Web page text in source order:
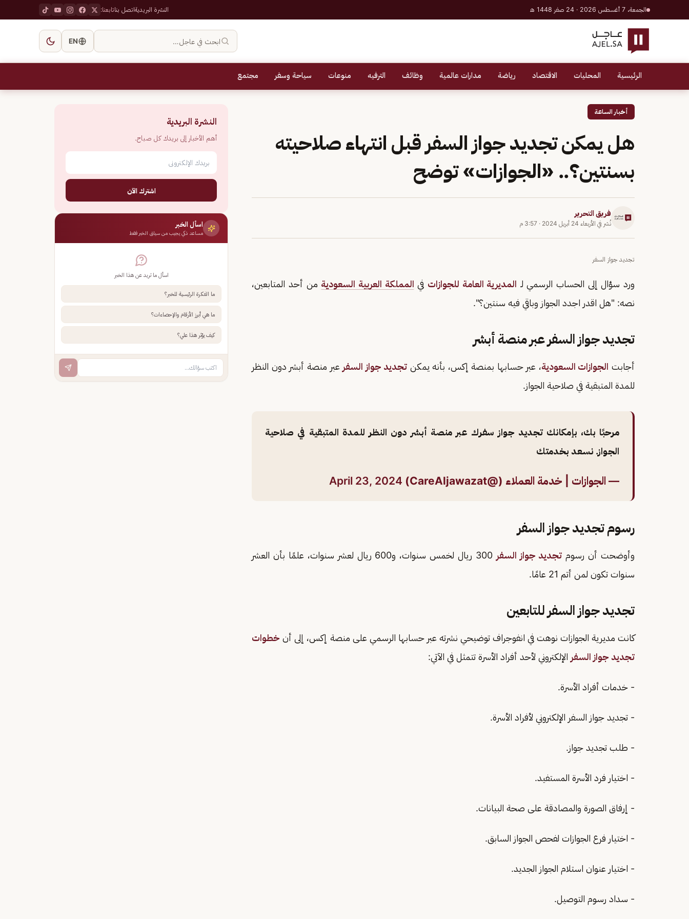
الجمعة، 7 أغسطس 2026 · 24 صفر 1448 هـ النشرة البريديةاتصل بناتابعنا:
ابحث في عاجل… EN
الرئيسية المحليات الاقتصاد رياضة مدارات عالمية وظائف الترفيه منوعات سياحة وسفر مجتمع
أخبار الساعة
هل يمكن تجديد جواز السفر قبل انتهاء صلاحيته
بسنتين؟.. «الجوازات» توضح
فريق التحرير
نُشر في الأربعاء 24 أبريل 2024 · 3:57 م
تجديد جواز السفر
ورد سؤال إلى الحساب الرسمي لـ المديرية العامة للجوازات في المملكة العربية السعودية من أحد المتابعين،
نصه: "هل اقدر اجدد الجواز وباقي فيه سنتين؟".
تجديد جواز السفر عبر منصة أبشر
أجابت الجوازات السعودية، عبر حسابها بمنصة إكس، بأنه يمكن تجديد جواز السفر عبر منصة أبشر دون النظر
للمدة المتبقية في صلاحية الجواز.
مرحبًا بك، بإمكانك تجديد جواز سفرك عبر منصة أبشر دون النظر للمدة المتبقية في صلاحية
الجواز. نسعد بخدمتك
— الجوازات | خدمة العملاء (@CareAljawazat) April 23, 2024
رسوم تجديد جواز السفر
وأوضحت أن رسوم تجديد جواز السفر
300 ريال لخمس سنوات، و600 ريال لعشر سنوات، علمًا بأن العشر
سنوات تكون لمن أتم 21 عامًا.
تجديد جواز السفر للتابعين
كانت مديرية الجوازات نوهت في انفوجراف توضيحي نشرته عبر حسابها الرسمي على منصة إكس، إلى أن خطوات
تجديد جواز السفر الإلكتروني لأحد أفراد الأسرة تتمثل في الآتي:
- خدمات أفراد الأسرة.
- تجديد جواز السفر الإلكتروني لأفراد الأسرة.
- طلب تجديد جواز.
- اختيار فرد الأسرة المستفيد.
- إرفاق الصورة والمصادقة على صحة البيانات.
- اختيار فرع الجوازات لفحص الجواز السابق.
- اختيار عنوان استلام الجواز الجديد.
- سداد رسوم التوصيل.
النشرة البريدية
أهم الأخبار إلى بريدك كل صباح.
اشترك الآن
اسأل الخبر
مساعد ذكي يجيب من سياق الخبر فقط
اسأل ما تريد عن هذا الخبر
ما الفكرة الرئيسية للخبر؟
ما هي أبرز الأرقام والإحصاءات؟
كيف يؤثر هذا علي؟